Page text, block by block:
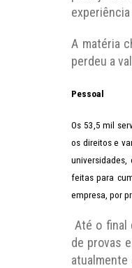
A matéria
perdeu a
Pessoal
Os 53,5 mil
os direitos e
feitas para
empresa, por
Até o final
de provas